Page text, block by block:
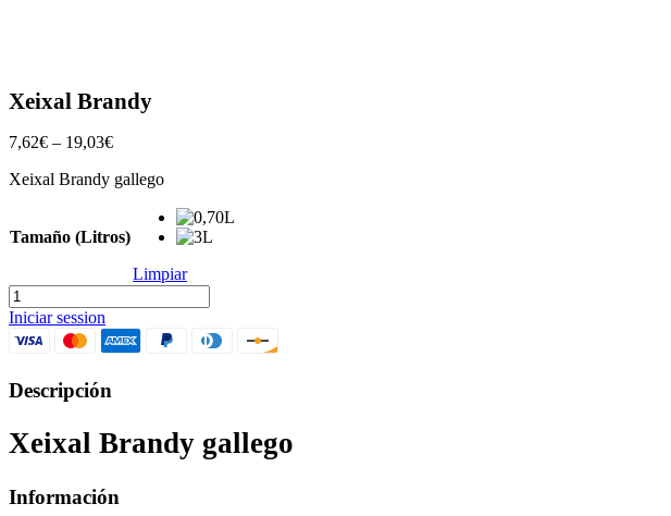
Xeixal Brandy
7,62€ – 19,03€
Xeixal Brandy gallego
Tamaño (Litros)
Limpiar
Xeixal
Brandy
cantidad
Iniciar session
Descripción
Xeixal Brandy gallego
Información